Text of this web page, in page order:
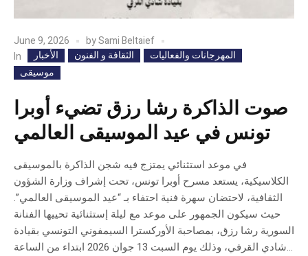
June 9, 2026 bySami Beltaief
In
الأخبار الثقافة و الفنون
المهرجانات والفعاليات
موسيقى
صوت الذاكرة رشا رزق تضيء أوبرا
تونس في عيد الموسيقى العالمي
في موعد استثنائي يمتزج فيه شجن الذاكرة بالموسيقى
الكلاسيكية، يستعد مسرح أوبرا تونس، تحت إشراف وزارة الشؤون
الثقافية، لاحتضان سهرة فنية احتفاء بـ “عيد الموسيقى العالمي”.
حيث سيكون الجمهور على موعد مع ليلة إستثنائية تحييها الفنانة
السورية رشا رزق، بمصاحبة الأوركسترا السيمفوني التونسي بقيادة
شادي القرفي، وذلك يوم السبت 13 جوان 2026 ابتداء من الساعة...